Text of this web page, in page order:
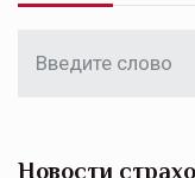
Новости